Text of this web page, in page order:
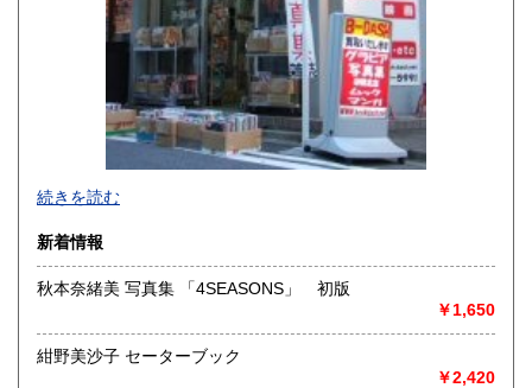
600円
新旧女優・アイドルのグラビア、なつかしの本
映画・特撮、ゲーム・アニメ古漫画などの趣味本は当店にお
お取り扱いは、趣味のものすべてにわたります。
グラビアアイドル雑誌(キャンディーズなどの昔の女優・アイ
写真集・イメージビデオ(DVD)、雑誌(成人問わず)
古マンガ・アニメロマンアルバム系、イラスト集、
続きを読む
新着情報
秋本奈緒美 写真集 「4SEASONS」 初版
￥1,650
紺野美沙子 セーターブック
￥2,420